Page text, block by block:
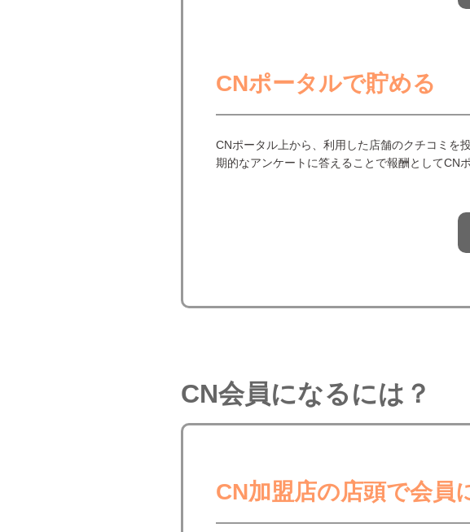
CNポータルで貯める
CNポータル上から、利用した店舗のクチコミを
期的なアンケートに答えることで報酬としてCN
CN会員になるには？
CN加盟店の店頭で会員